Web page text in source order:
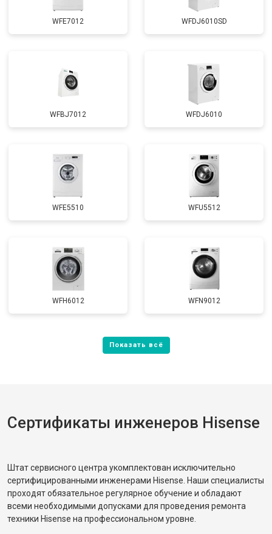
WFE7012 WFDJ6010SD
WFBJ7012 WFDJ6010
WFE5510 WFU5512
WFH6012 WFN9012
Сертификаты инженеров Hisense
Штат сервисного центра укомплектован исключительно
сертифицированными инженерами Hisense. Наши специалисты
проходят обязательное регулярное обучение и обладают
всеми необходимыми допусками для проведения ремонта
техники Hisense на профессиональном уровне.